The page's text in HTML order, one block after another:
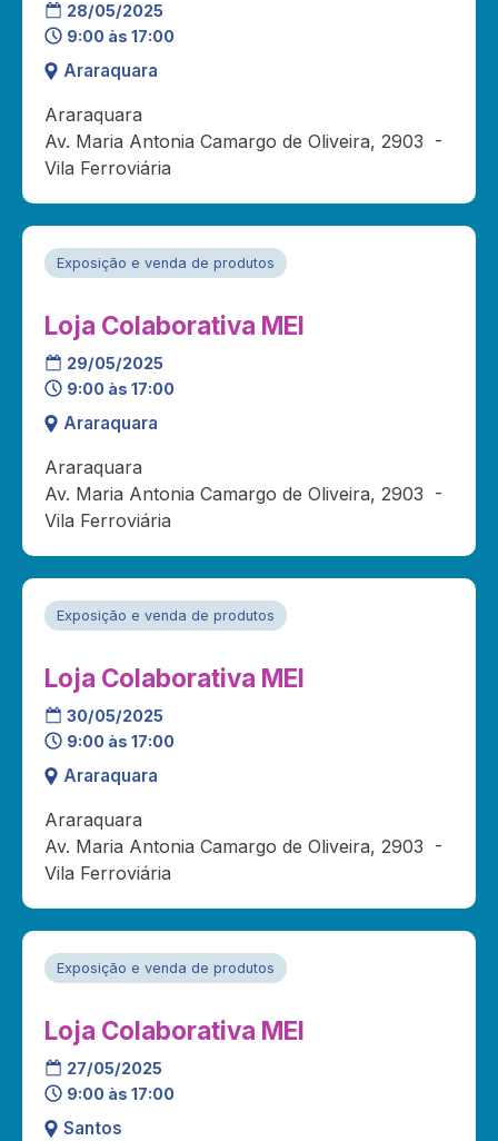
28/05/2025
9:00 às 17:00
Araraquara
Araraquara
Av. Maria Antonia Camargo de Oliveira, 2903 -
Vila Ferroviária
Exposição e venda de produtos
Loja Colaborativa MEI
29/05/2025
9:00 às 17:00
Araraquara
Araraquara
Av. Maria Antonia Camargo de Oliveira, 2903 -
Vila Ferroviária
Exposição e venda de produtos
Loja Colaborativa MEI
30/05/2025
9:00 às 17:00
Araraquara
Araraquara
Av. Maria Antonia Camargo de Oliveira, 2903 -
Vila Ferroviária
Exposição e venda de produtos
Loja Colaborativa MEI
27/05/2025
9:00 às 17:00
Santos